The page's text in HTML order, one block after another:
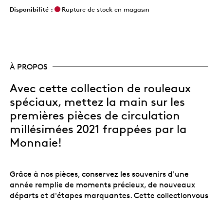
Disponibilité :
Rupture de stock en magasin
À PROPOS
Avec cette collection de rouleaux
spéciaux, mettez la main sur les
premières pièces de circulation
millésimées 2021 frappées par la
Monnaie!
Grâce à nos pièces, conservez les souvenirs d'une
année remplie de moments précieux, de nouveaux
départs et d'étapes marquantes. Cette collectionvous